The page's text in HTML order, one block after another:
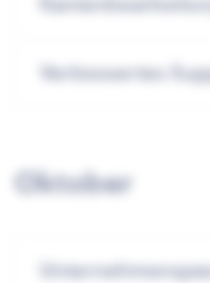
Verbessertes
Oktober